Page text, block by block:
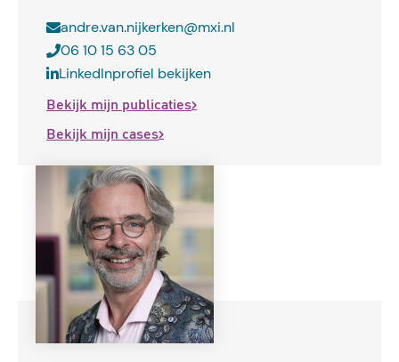
andre.van.nijkerken@mxi.nl
06 10 15 63 05
LinkedInprofiel bekijken
Bekijk mijn publicaties
Bekijk mijn cases